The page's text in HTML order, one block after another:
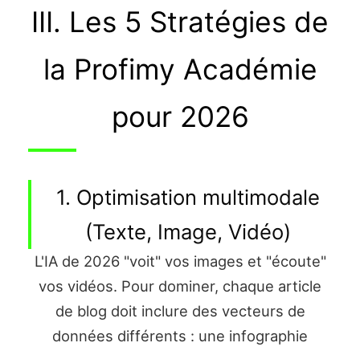
III. Les 5 Stratégies de
la Profimy Académie
pour 2026
1. Optimisation multimodale
(Texte, Image, Vidéo)
L'IA de 2026 "voit" vos images et "écoute"
vos vidéos. Pour dominer, chaque article
de blog doit inclure des vecteurs de
données différents : une infographie